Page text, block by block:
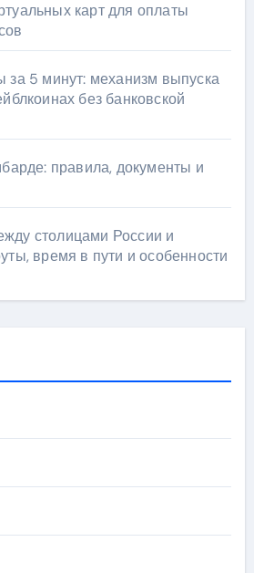
карт для оплаты
за 5 минут: механизм выпуска
без банковской
правила, документы и
столицами России и
время в пути и особенности